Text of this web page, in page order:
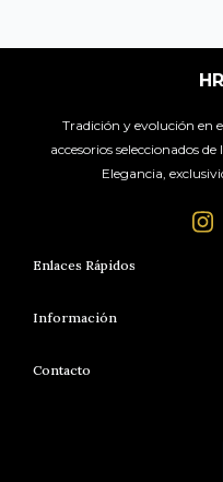
Tradición y evolución en
accesorios seleccionados
Elegancia,
Enlaces Rápidos
Información
Contacto